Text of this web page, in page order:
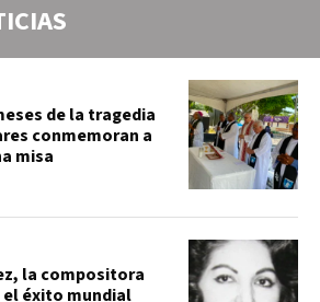
de la tragedia
conmemoran a
misa
la compositora
el éxito mundial